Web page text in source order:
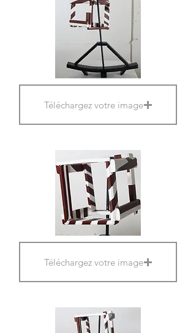
Téléchargez votre image
Téléchargez votre image